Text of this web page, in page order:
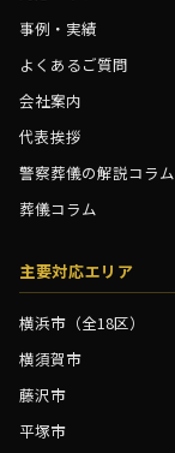
事例・実績
よくあるご質問
会社案内
代表挨拶
警察葬儀の解説コラム
葬儀コラム
主要対応エリア
横浜市（全18区）
横須賀市
藤沢市
平塚市